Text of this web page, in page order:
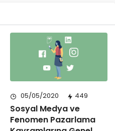
05/05/2020 449
Sosyal Medya ve
Fenomen Pazarlama